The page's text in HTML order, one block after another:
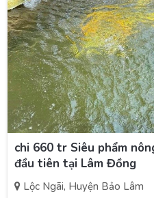
chi 660 tr Siêu phẩm
đầu tiên tại Lâm Đồng
Lộc Ngãi, Huyện Bảo Lâm